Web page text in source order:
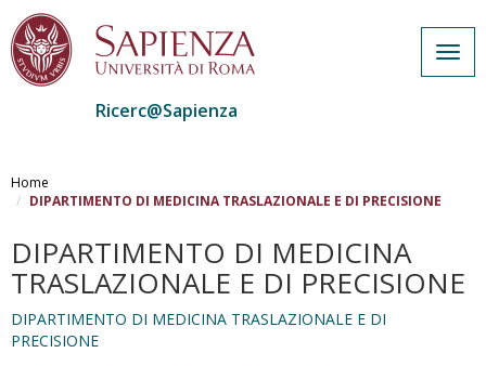
al
contenuto
Ricerc@Sapienza
Home
DIPARTIMENTO DI MEDICINA TRASLAZIONALE E DI PRECISIONE
DIPARTIMENTO DI MEDICINA
TRASLAZIONALE E DI PRECISIONE
DIPARTIMENTO DI MEDICINA TRASLAZIONALE E DI
PRECISIONE